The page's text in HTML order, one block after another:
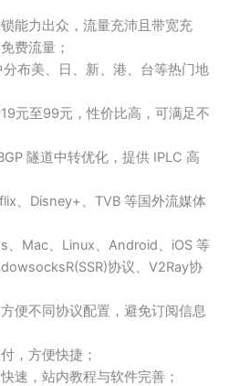
能力出众，流量充沛且带宽充
费流量；
布美、日、新、港、台等热门地
元至99元，性价比高，可满足不
隧道中转优化，提供 IPLC 高
、Disney+、TVB 等国外流媒体
、Mac、Linux、Android、iOS 等
协议、V2Ray协
便不同协议配置，避免订阅信息
，方便快捷；
速，站内教程与软件完善；